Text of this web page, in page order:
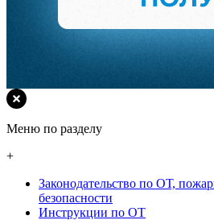
Меню по разделу
+
Законодательство по ОТ,
безопасности
Инструкции по ОТ